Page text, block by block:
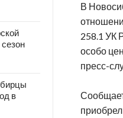
в
В
258.1 УК
особо
пресс-
приобрел